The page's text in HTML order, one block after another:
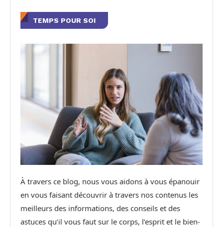
TEMPS POUR SOI
À travers ce blog, nous vous aidons à vous épanouir
en vous faisant découvrir à travers nos contenus les
meilleurs des informations, des conseils et des
astuces qu’il vous faut sur le corps, l’esprit et le bien-